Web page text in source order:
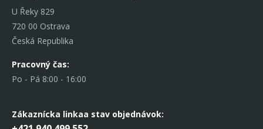
U Řeky 829
720 00 Ostrava
Česká Republika
Pracovný čas:
Po - Pá 8:00 - 16:00
Zákaznícka linkaa stav objednávok: